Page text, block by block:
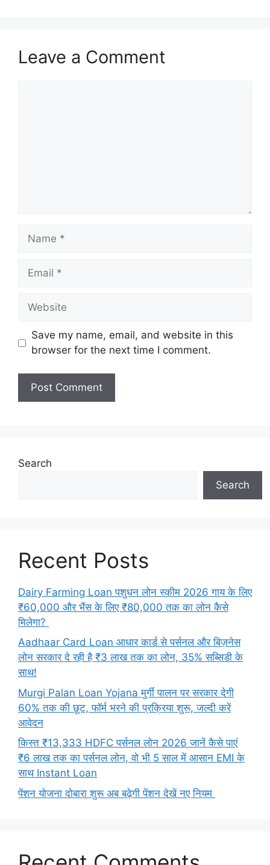
Leave a Comment
Name
Email
Website
Save my name, email, and website in this
browser for the next time I comment.
Search
Search
Recent Posts
Dairy Farming Loan पशुधन लोन स्कीम 2026 गाय के लिए
₹60,000 और भैंस के लिए ₹80,000 तक का लोन कैसे
मिलेगा?
Aadhaar Card Loan आधार कार्ड से पर्सनल और बिज़नेस
लोन सरकार दे रही है ₹3 लाख तक का लोन, 35% सब्सिडी के
साथ!
Murgi Palan Loan Yojana मुर्गी पालन पर सरकार देगी
60% तक की छूट, फॉर्म भरने की प्रक्रिया शुरू, जल्दी करें
आवेदन
किस्त ₹13,333 HDFC पर्सनल लोन 2026 जानें कैसे पाएं
₹6 लाख तक का पर्सनल लोन, वो भी 5 साल में आसान EMI के
साथ Instant Loan
पेंशन योजना दोबारा शुरू अब बढ़ेगी पेंशन देखें नए नियम